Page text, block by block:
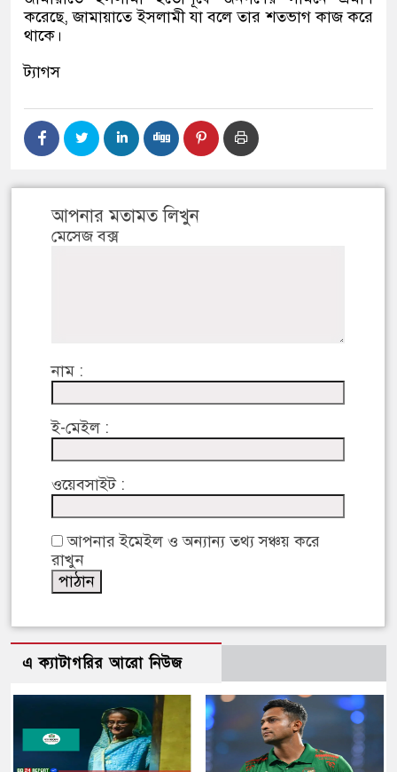
করেছে,জামায়াতে ইসলামী যা বলে তার শতভাগ কাজ করে
থাকে।
ট্যাগস
আপনার মতামত লিখুন
মেসেজ বক্স
নাম :
ই-মেইল :
ওয়েবসাইট :
আপনার ইমেইল ও অন্যান্য তথ্য সঞ্চয় করে
রাখুন
এ ক্যাটাগরির আরো নিউজ